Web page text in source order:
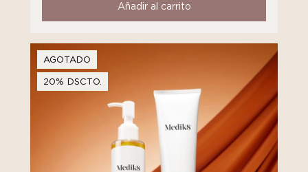
Añadir al carrito
AGOTADO
20% DSCTO.